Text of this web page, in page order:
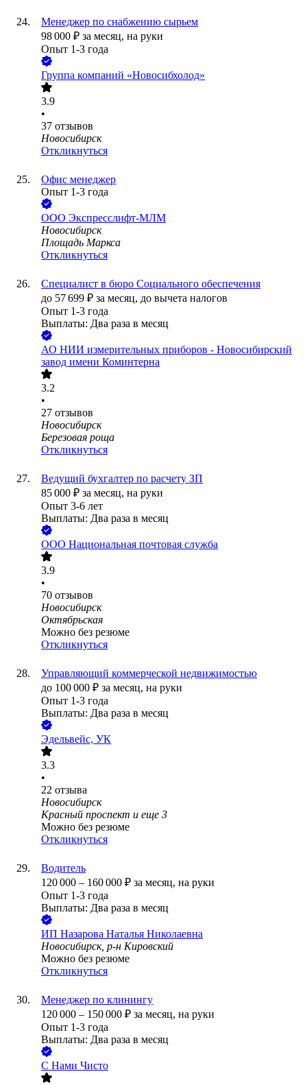
Менеджер по снабжению сырьем
98 000 ₽ за месяц, на руки
Опыт 1-3 года
Группа компаний «Новосибхолод»
3.9
•
37 отзывов
Новосибирск
Откликнуться
Офис менеджер
Опыт 1-3 года
ООО Экспресслифт-МЛМ
Новосибирск
Площадь Маркса
Откликнуться
Специалист в бюро Социального обеспечения
до 57 699 ₽ за месяц, до вычета налогов
Опыт 1-3 года
Выплаты: Два раза в месяц
АО НИИ измерительных приборов - Новосибирский
завод имени Коминтерна
3.2
•
27 отзывов
Новосибирск
Березовая роща
Откликнуться
Ведущий бухгалтер по расчету ЗП
85 000 ₽ за месяц, на руки
Опыт 3-6 лет
Выплаты: Два раза в месяц
ООО Национальная почтовая служба
3.9
•
70 отзывов
Новосибирск
Октябрьская
Можно без резюме
Откликнуться
Управляющий коммерческой недвижимостью
до 100 000 ₽ за месяц, на руки
Опыт 1-3 года
Выплаты: Два раза в месяц
Эдельвейс, УК
3.3
•
22 отзыва
Новосибирск
Красный проспект и еще 3
Можно без резюме
Откликнуться
Водитель
120 000 – 160 000 ₽ за месяц, на руки
Опыт 1-3 года
Выплаты: Два раза в месяц
ИП Назарова Наталья Николаевна
Новосибирск, р-н Кировский
Можно без резюме
Откликнуться
Менеджер по клинингу
120 000 – 150 000 ₽ за месяц, на руки
Опыт 1-3 года
Выплаты: Два раза в месяц
С Нами Чисто